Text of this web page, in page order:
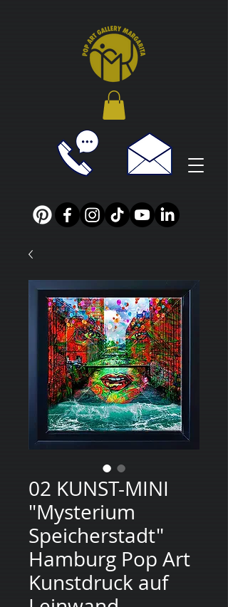
02 KUNST-MINI
"Mysterium
Speicherstadt"
Hamburg Pop Art
Kunstdruck auf